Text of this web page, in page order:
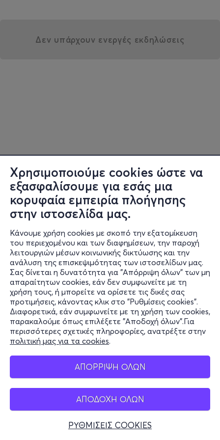
Χρησιμοποιούμε cookies ώστε να
εξασφαλίσουμε για εσάς μια
κορυφαία εμπειρία πλοήγησης
στην ιστοσελίδα μας.
Κάνουμε χρήση cookies με σκοπό την εξατομίκευση
του περιεχομένου και των διαφημίσεων, την παροχή
λειτουργιών μέσων κοινωνικής δικτύωσης και την
ανάλυση της επισκεψιμότητας των ιστοσελίδων μας.
Σας δίνεται η δυνατότητα για "Απόρριψη όλων" των μη
απαραίτητων cookies, εάν δεν συμφωνείτε με τη
χρήση τους, ή μπορείτε να ορίσετε τις δικές σας
προτιμήσεις, κάνοντας κλικ στο "Ρυθμίσεις cookies".
Διαφορετικά, εάν συμφωνείτε με τη χρήση των cookies,
παρακαλούμε όπως επιλέξετε "Αποδοχή όλων".Για
περισσότερες σχετικές πληροφορίες, ανατρέξτε στην
πολιτική μας για τα cookies.
ΑΠΟΡΡΙΨΗ ΟΛΩΝ
ΑΠΟΔΟΧΗ ΟΛΩΝ
ΡΥΘΜΙΣΕΙΣ COOKIES
Δεν υπάρχουν ενεργές εκδηλώσεις